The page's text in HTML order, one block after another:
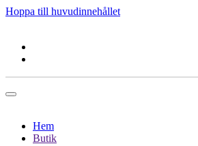
Hoppa till huvudinnehållet
Hem
Butik